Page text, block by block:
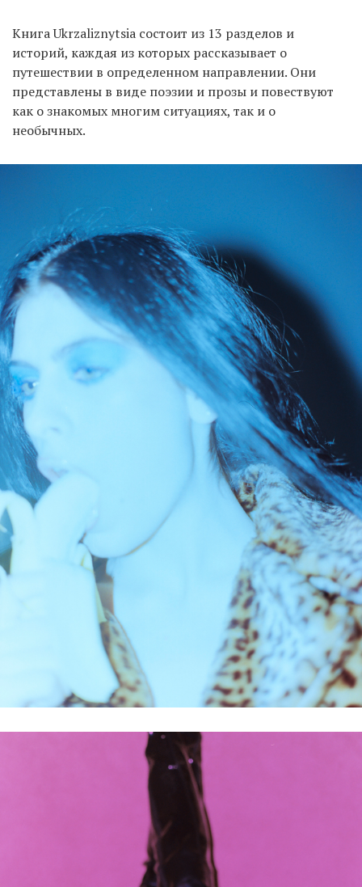
Книга Ukrzaliznytsia состоит из 13 разделов и
историй, каждая из которых рассказывает о
путешествии в определенном направлении. Они
представлены в виде поэзии и прозы и повествуют
как о знакомых многим ситуациях, так и о
необычных.